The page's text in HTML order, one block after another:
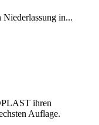
in...
ihren
Auflage.